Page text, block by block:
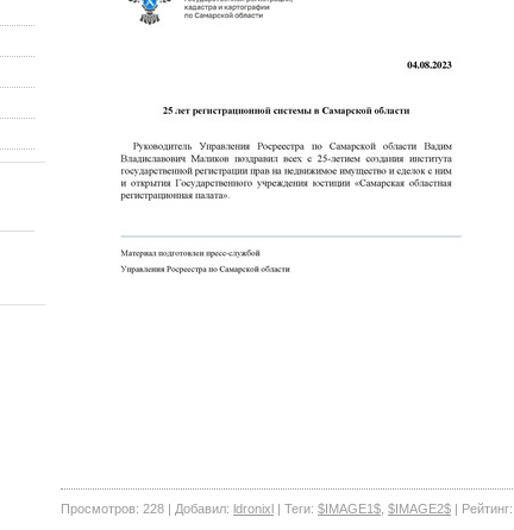
Просмотров: 228 | Добавил: ldronixl | Теги: $IMAGE1$ $IMAGE2$ | Рейтинг: